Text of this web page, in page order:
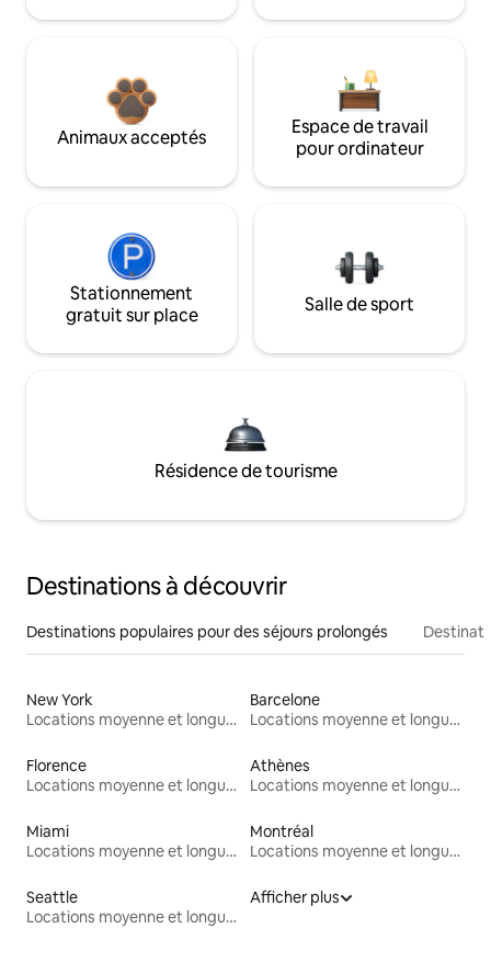
Animaux acceptés
Espace de travail
pour ordinateur
Stationnement
gratuit sur place
Salle de sport
Résidence de tourisme
Destinations à découvrir
Destinations populaires pour des séjours prolongés
New York
Locations moyenne et longue durée
Barcelone
Locations moyenne et longue durée
Florence
Locations moyenne et longue durée
Athènes
Locations moyenne et longue durée
Miami
Locations moyenne et longue durée
Montréal
Locations moyenne et longue durée
Seattle
Locations moyenne et longue durée
Afficher plus